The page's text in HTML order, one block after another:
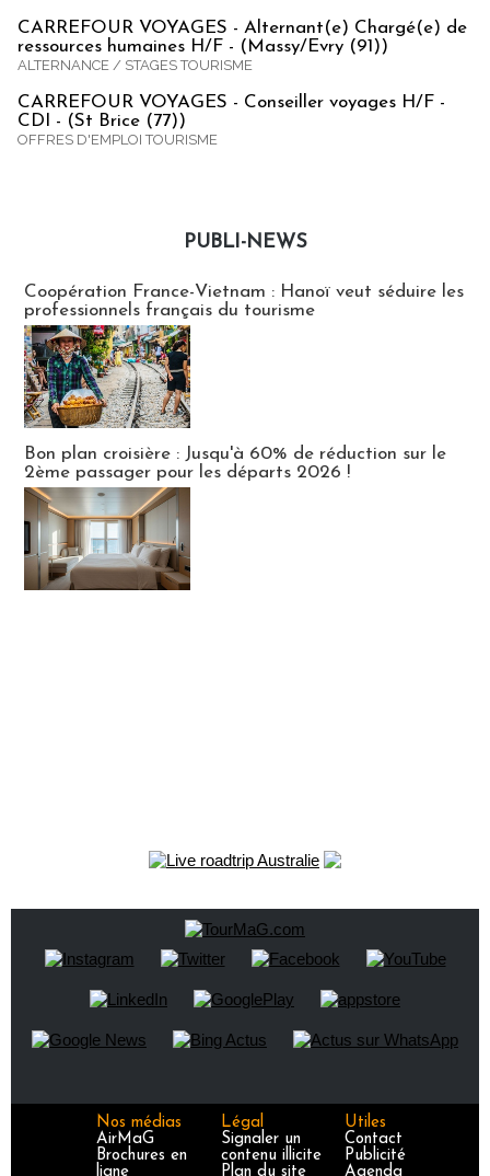
CARREFOUR VOYAGES - Alternant(e) Chargé(e) de
ressources humaines H/F - (Massy/Evry (91))
ALTERNANCE / STAGES TOURISME
CARREFOUR VOYAGES - Conseiller voyages H/F -
CDI - (St Brice (77))
OFFRES D'EMPLOI TOURISME
PUBLI-NEWS
Coopération France-Vietnam : Hanoï veut séduire les
professionnels français du tourisme
Bon plan croisière : Jusqu'à 60% de réduction sur le
2ème passager pour les départs 2026 !
Nos médias
AirMaG
Brochures en
ligne
Légal
Signaler un
contenu illicite
Plan du site
Utiles
Contact
Publicité
Agenda